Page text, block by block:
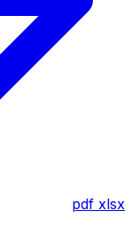
pdf xlsx